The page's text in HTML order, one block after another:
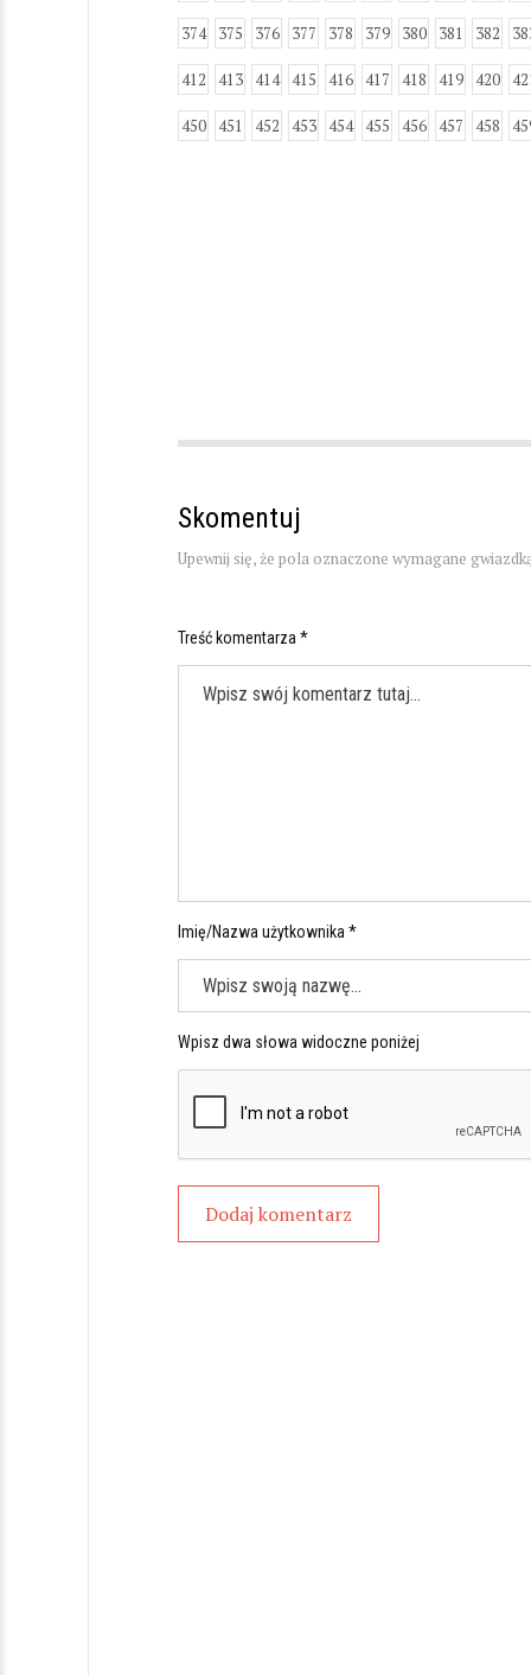
374 375 376 377 378 379 380 381 382
412 413 414 415 416 417 418 419 420
450 451 452 453 454 455 456 457 458
Skomentuj
Upewnij się, że pola oznaczone wymagane
Treść komentarza *
Imię/Nazwa użytkownika *
Wpisz dwa słowa widoczne poniżej